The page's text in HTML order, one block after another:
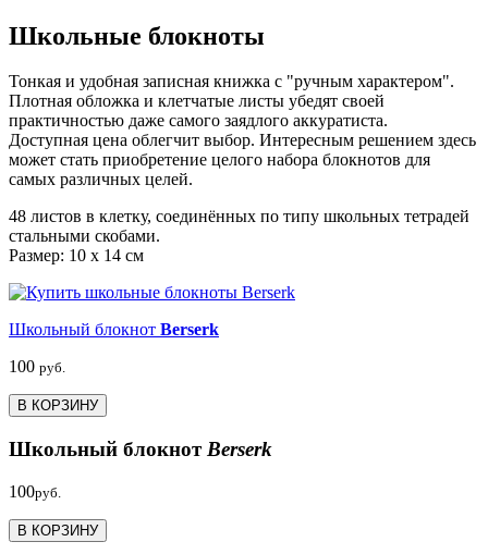
Школьные блокноты
Тонкая и удобная записная книжка с "ручным характером".
Плотная обложка и клетчатые листы убедят своей
практичностью даже самого заядлого аккуратиста.
Доступная цена облегчит выбор. Интересным решением здесь
может стать приобретение целого набора блокнотов для
самых различных целей.
48 листов в клетку, соединённых по типу школьных тетрадей
стальными скобами.
Размер: 10 x 14 см
Школьный блокнот Berserk
100 руб.
В КОРЗИНУ
Школьный блокнот Berserk
100руб.
В КОРЗИНУ